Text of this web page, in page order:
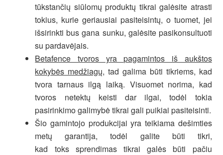
tūkstančių siūlomų produktų tikrai galėsite atrasti
tokius, kurie geriausiai pasiteisintų, o tuomet, jei
išsirinkti bus gana sunku, galėsite pasikonsultuoti
su pardavėjais.
Betafence tvoros yra pagamintos iš aukštos
kokybės medžiagų, tad galima būti tikriems, kad
tvora tarnaus ilgą laiką. Visuomet norima, kad
tvoros netektų keisti dar ilgai, todėl tokia
pasirinkimo galimybė tikrai gali puikiai pasiteisinti.
Šio gamintojo produkcijai yra teikiama dešimties
metų garantija, todėl galite būti tikri,
kad toks sprendimas tikrai galės būti pačiu